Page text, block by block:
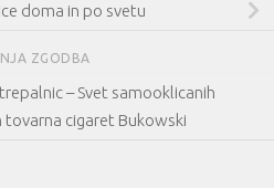
doma in po svetu
ZGODBA
– Svet samooklicanih
tovarna cigaret Bukowski